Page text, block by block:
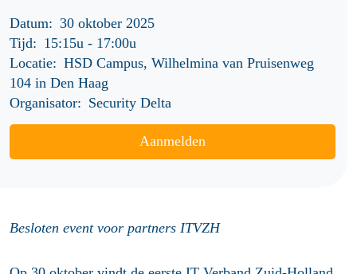
Datum: 30 oktober 2025
Tijd: 15:15u- 17:00u
Locatie: HSD Campus, Wilhelmina van Pruisenweg
104 in Den Haag
Organisator: Security Delta
Aanmelden
Besloten event voor partners ITVZH